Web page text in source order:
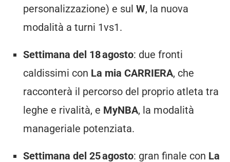
personalizzazione) e sul W, la nuova
modalità a turni 1vs1.
Settimana del 18 agosto: due fronti
caldissimi con La mia CARRIERA, che
racconterà il percorso del proprio atleta tra
leghe e rivalità, e MyNBA, la modalità
manageriale potenziata.
Settimana del 25 agosto: gran finale con La